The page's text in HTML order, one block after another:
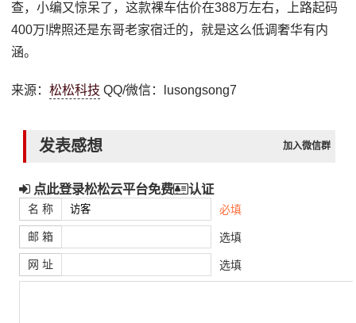
查，小编又惊呆了，这款裸车估价在388万左右，上路起码
400万!牌照还是东哥老家宿迁的，就是这么低调奢华有内
涵。
来源：松松科技 QQ/微信：lusongsong7
发表感想 加入微信群
点此登录松松云平台免费 认证
名 称 必填
邮 箱 选填
网 址 选填